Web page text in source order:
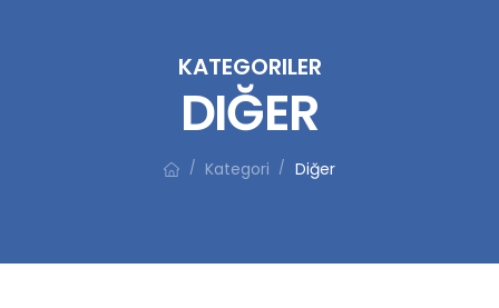
KATEGORILER
DIĞER
/ Kategori / Diğer